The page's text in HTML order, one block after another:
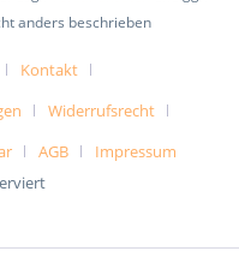
anders beschrieben
Kontakt
Widerrufsrecht
AGB
Impressum